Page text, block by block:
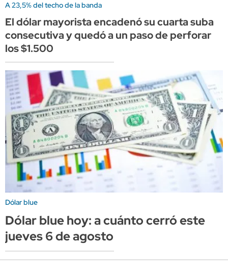
A 23,5% del techo de la banda
El dólar mayorista encadenó su cuarta suba
consecutiva y quedó a un paso de perforar
los $1.500
Dólar blue
Dólar blue hoy: a cuánto cerró este
jueves 6 de agosto